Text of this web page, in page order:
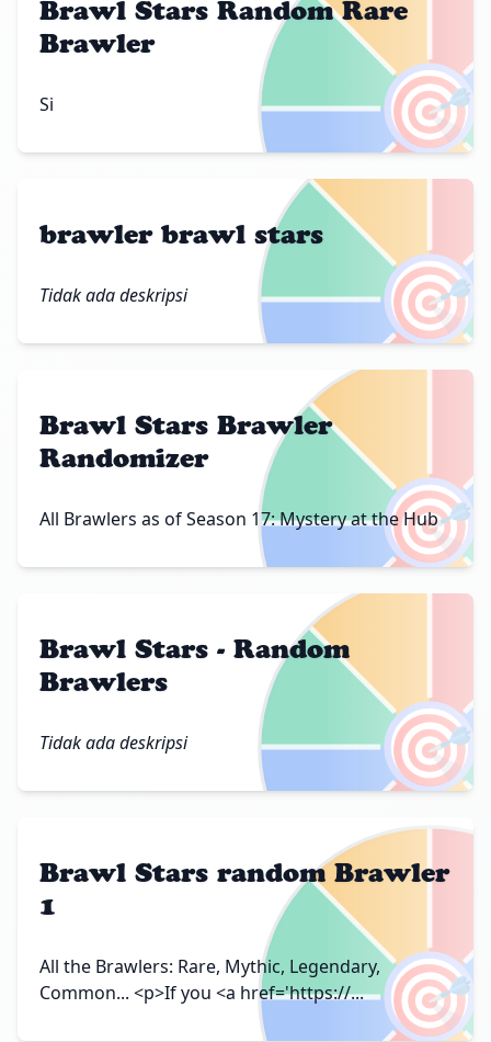
🎯
Brawl Stars Random Rare
Brawler
Si
🎯
brawler brawl stars
Tidak ada deskripsi
🎯
Brawl Stars Brawler
Randomizer
All Brawlers as of Season 17: Mystery at the Hub
🎯
Brawl Stars - Random
Brawlers
Tidak ada deskripsi
🎯
Brawl Stars random Brawler
1
All the Brawlers: Rare, Mythic, Legendary,
Common... <p>If you <a href='https://...